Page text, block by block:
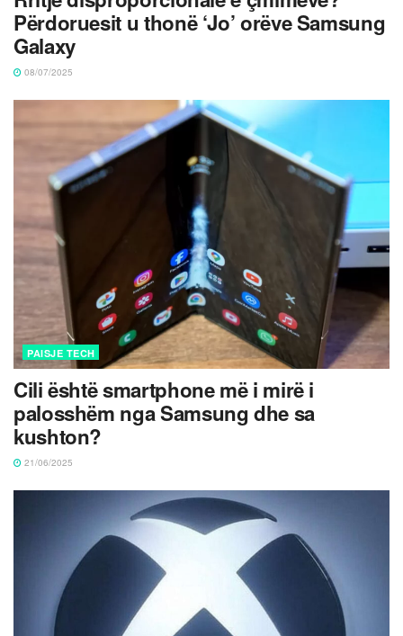
Përdoruesit u thonë ‘Jo’ orëve Samsung
Galaxy
08/07/2025
PAISJE TECH
Cili është smartphone më i mirë i
palosshëm nga Samsung dhe sa
kushton?
21/06/2025